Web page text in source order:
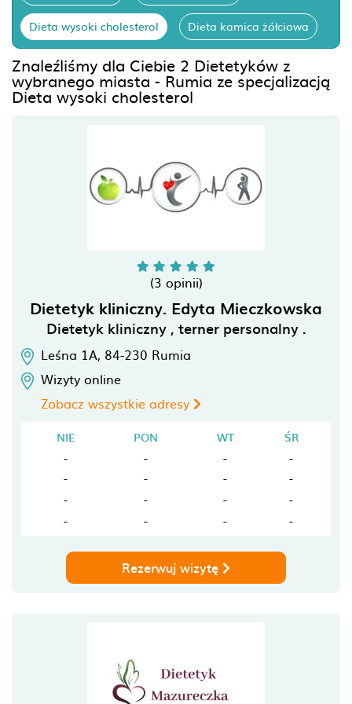
Dieta wysoki cholesterol Dieta kamica żółciowa
Znaleźliśmy dla Ciebie 2 Dietetyków z
wybranego miasta - Rumia ze specjalizacją
Dieta wysoki cholesterol
(3 opinii)
Dietetyk kliniczny. Edyta Mieczkowska
Dietetyk kliniczny , terner personalny .
Leśna 1A, 84-230 Rumia
Wizyty online
Zobacz wszystkie adresy
NIE PON WT
ŚR
-
- -
-
-
- -
-
-
- -
-
-
- - -
Rezerwuj wizytę